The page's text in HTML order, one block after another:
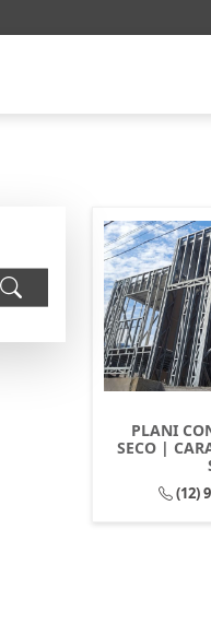
PLANI
SECO |
(12)